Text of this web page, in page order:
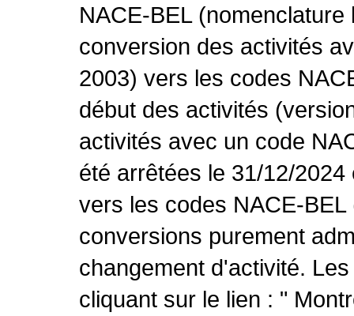
NACE-BEL
conversion des activités
2003) vers les codes
début des activités
activités avec un code
été arrêtées le 31/12/
vers les codes NACE-
conversions purement
changement d'activité.
cliquant sur le lien : "